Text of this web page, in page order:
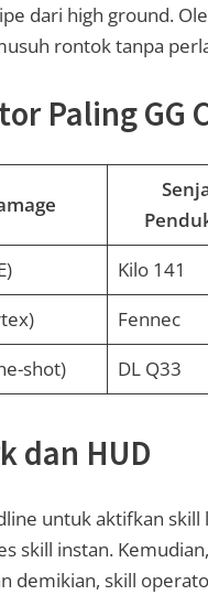
dari high ground.
rontok tanpa
Paling GG
Kilo 141
Fennec
shot) DL Q33
dan HUD
untuk aktifkan skill
skill instan.
demikian, skill